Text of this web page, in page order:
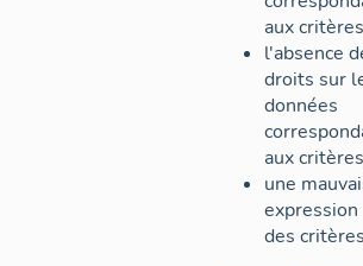
aux
l'absence
droits sur
données
aux
une
expression
des